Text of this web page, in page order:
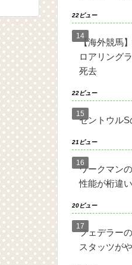
22ビュー
【海外競馬
ロアリング
死去
22ビュー
セントウル
21ビュー
ワークマン
性能が桁違
20ビュー
フェデラー
スタッツが